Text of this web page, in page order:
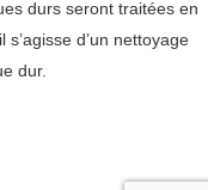
durs seront traitées en
d’un nettoyage
dur.